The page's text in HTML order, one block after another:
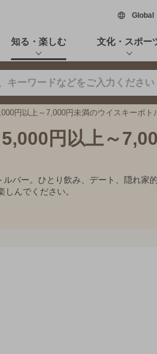
Global
知る・楽しむ 文化・スポー
円以上～7,000円未満のウイスキーボト
円以上～
バー。ひとり飲み、デート、隠れ家
んでください。